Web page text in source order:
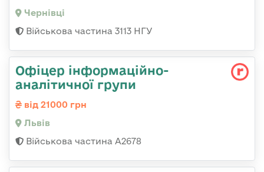
Чернівці
Військова частина 3113 НГУ
Офіцер інформаційно-
аналітичної групи
від 21000 грн
Львів
Військова частина А2678